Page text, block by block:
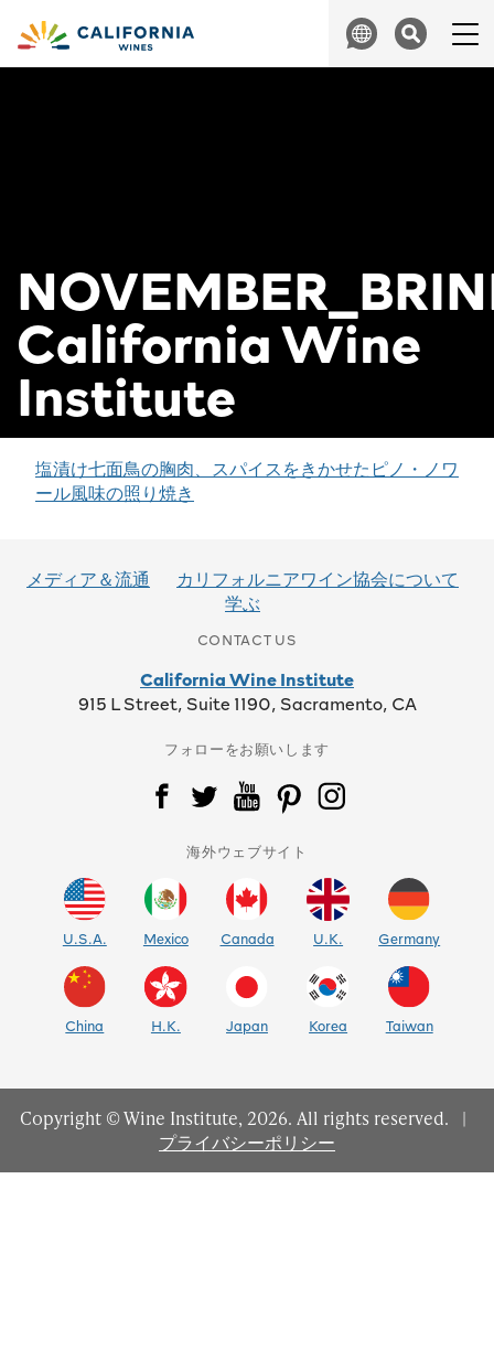
Search
California Wine
Institute
投
稿
ビ
塩漬け七面鳥の胸肉、スパイスをきかせたピノ・ノワ
ール風味の照り焼き
メディア＆流通
カリフォルニアワイン協会について
学ぶ
CONTACT US
California Wine Institute
915 L Street, Suite 1190, Sacramento, CA
フォローをお願いします
海外ウェブサイト
U.S.A. Mexico Canada U.K. Germany
China H.K. Japan Korea Taiwan
Copyright © Wine Institute, 2026. All rights reserved.
|
プライバシーポリシー